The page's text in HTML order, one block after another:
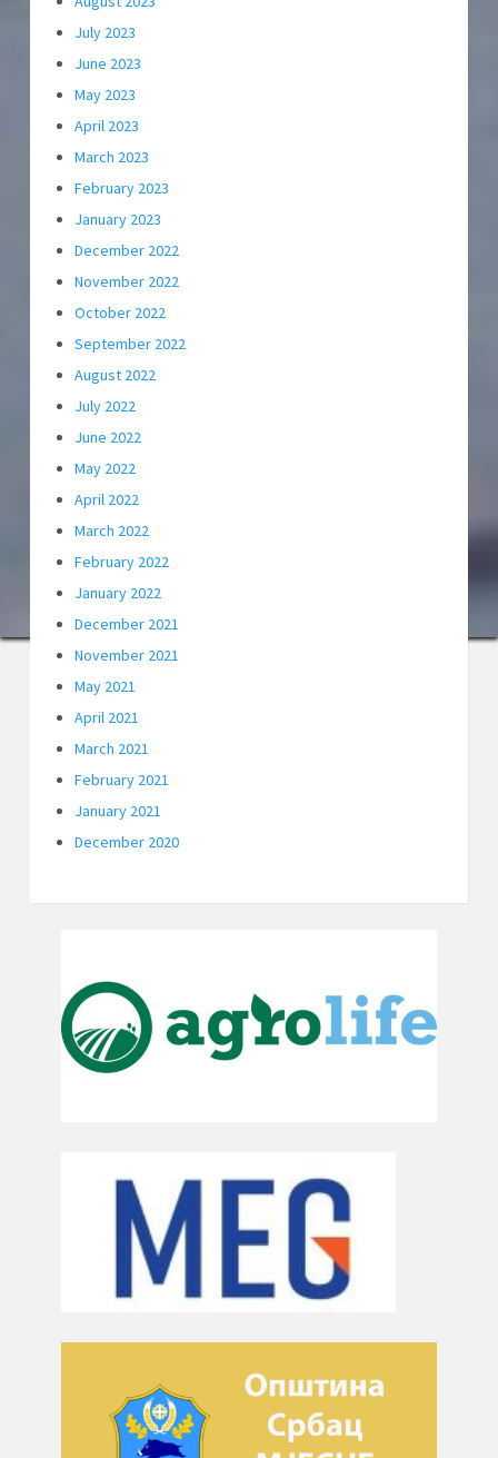
July 2023
June 2023
May 2023
April 2023
March 2023
February 2023
January 2023
December 2022
November 2022
October 2022
September 2022
August 2022
July 2022
June 2022
May 2022
April 2022
March 2022
February 2022
January 2022
December 2021
November 2021
May 2021
April 2021
March 2021
February 2021
January 2021
December 2020